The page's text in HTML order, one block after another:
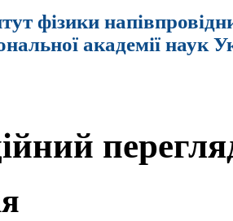
фізики
академії наук